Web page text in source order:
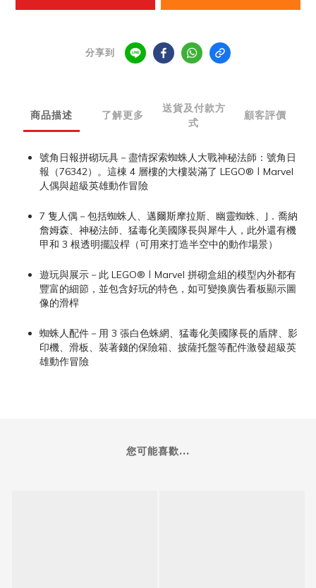
分享到
商品描述 了解更多
送貨及付款方
式
顧客評價
號角日報拼砌玩具－盡情探索蜘蛛人大戰神秘法師：號角日
報（76342）。這棟 4 層樓的大樓裝滿了 LEGO® ǀ Marvel
人偶與超級英雄動作冒險
7 隻人偶－包括蜘蛛人、邁爾斯摩拉斯、幽靈蜘蛛、J．喬納
詹姆森、神秘法師、猛毒化美國隊長與犀牛人，此外還有機
甲和 3 根透明擺設桿（可用來打造半空中的動作場景）
遊玩與展示－此 LEGO® ǀ Marvel 拼砌盒組的模型內外都有
豐富的細節，並包含好玩的特色，如可變換廣告看板顯示圖
像的滑桿
蜘蛛人配件－用 3 張白色蛛網、猛毒化美國隊長的盾牌、影
印機、滑板、裝著錢的保險箱、披薩托盤等配件激發超級英
雄動作冒險
您可能喜歡...